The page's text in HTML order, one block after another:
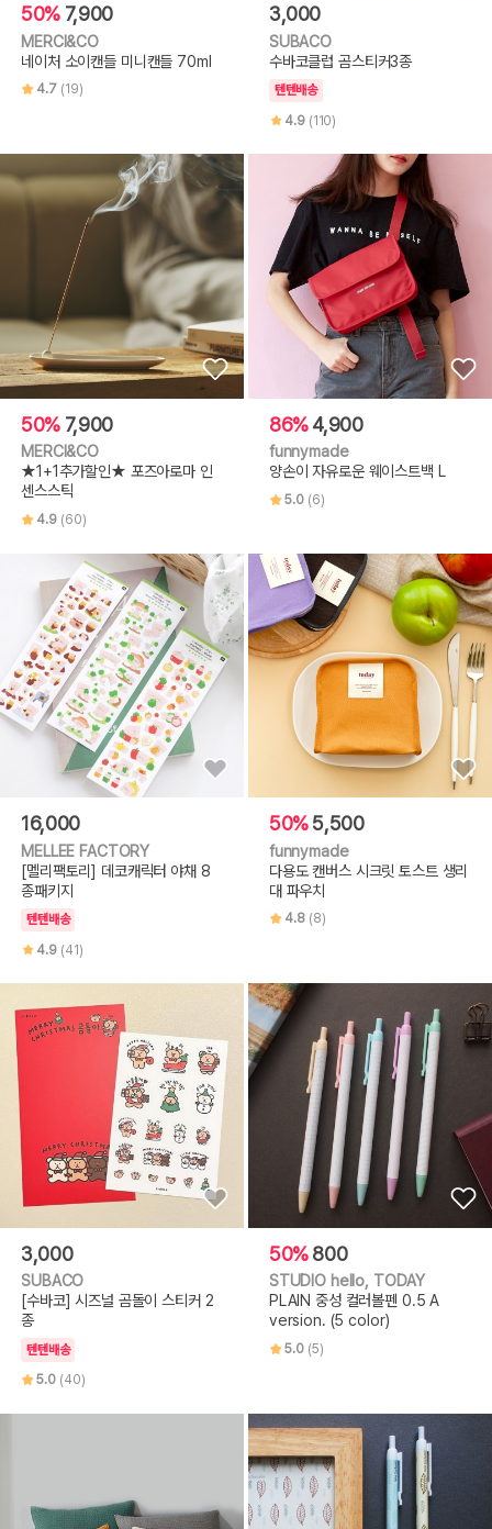
50% 7,900
MERCI&CO
네이처 소이캔들 미니캔들 70ml
4.7 (19)
3,000
SUBACO
수바코클럽 곰스티커3종
텐텐배송
4.9 (110)
50% 7,900
MERCI&CO
★1+1추가할인★ 포즈아로마 인
센스스틱
4.9 (60)
86%4,900
funnymade
양손이 자유로운 웨이스트백 L
5.0 (6)
16,000
MELLEE FACTORY
[멜리팩토리] 데코캐릭터 야채 8
종패키지
텐텐배송
4.9 (41)
50%5,500
funnymade
다용도 캔버스 시크릿 토스트 생리
대 파우치
4.8 (8)
3,000
SUBACO
[수바코] 시즈널 곰돌이 스티커 2
종
텐텐배송
5.0 (40)
50%800
STUDIO hello, TODAY
PLAIN 중성 컬러볼펜 0.5 A
version. (5 color)
5.0 (5)